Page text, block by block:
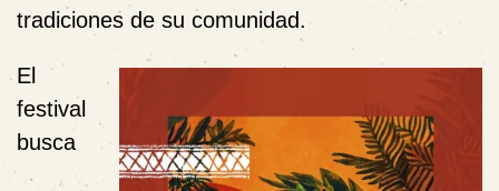
tradiciones de su comunidad.
El
festival
busca